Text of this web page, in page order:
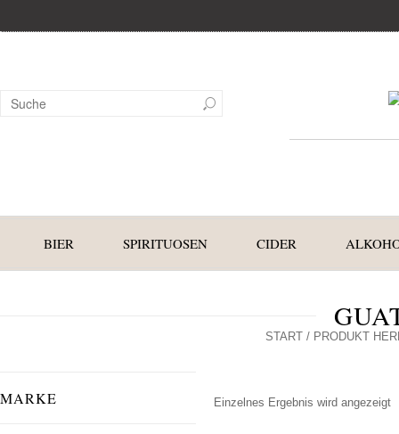
BIER SPIRITUOSEN CIDER
START / PRODUKT
MARKE Einzelnes Ergebnis wird angezeigt